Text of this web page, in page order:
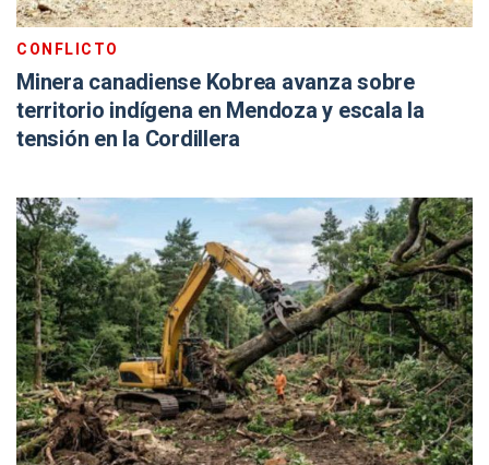
CONFLICTO
Minera canadiense Kobrea avanza sobre
territorio indígena en Mendoza y escala la
tensión en la Cordillera